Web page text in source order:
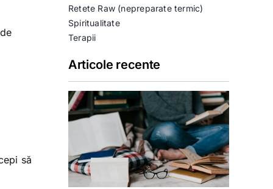
să
Retete Raw (nepreparate termic)
Spiritualitate
Terapii
Articole recente